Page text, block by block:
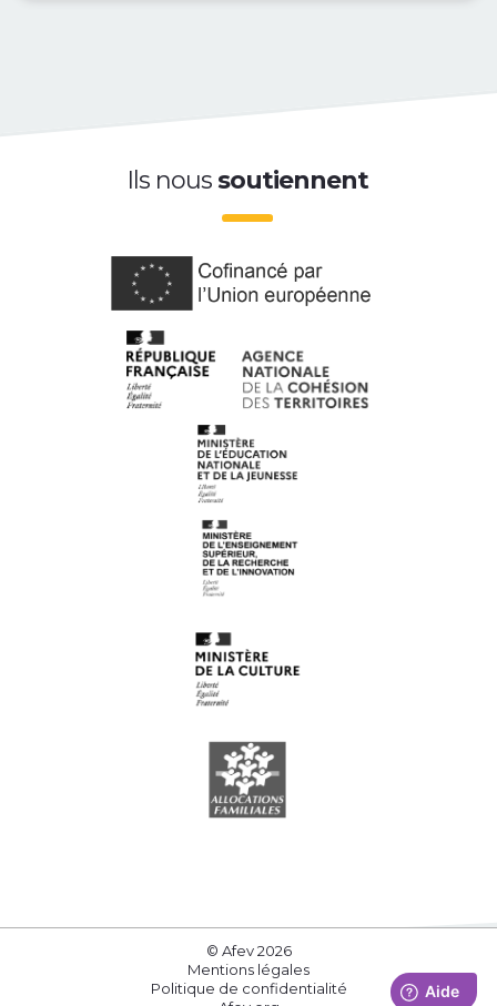
Ils nous soutiennent
© Afev 2026
Mentions légales
Politique de confidentialité